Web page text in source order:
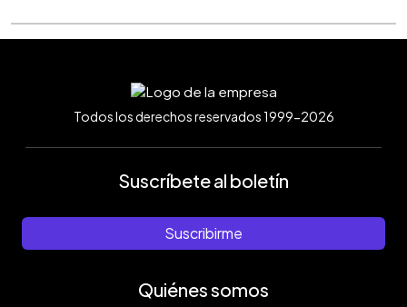
Todos los derechos reservados 1999-2026
Suscríbete al boletín
Suscribirme
Quiénes somos